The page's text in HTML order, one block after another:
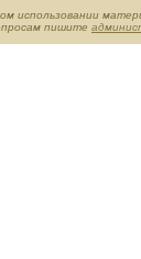
использовании
пишите